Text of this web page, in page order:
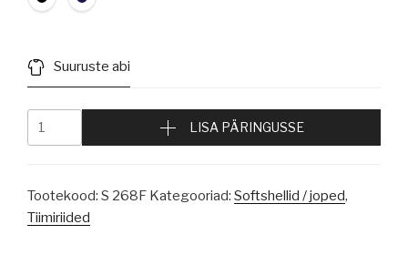
Suuruste abi
LISA PÄRINGUSSE
Tootekood: S 268F Kategooriad: Softshellid / joped,
Tiimiriided